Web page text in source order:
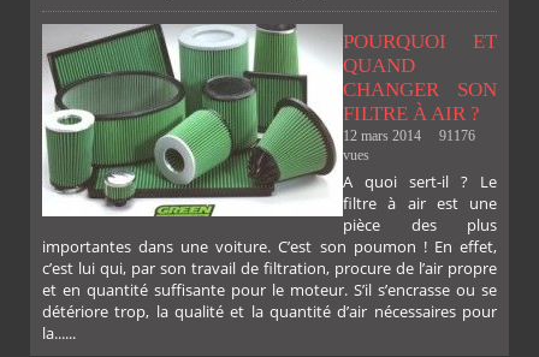
POURQUOI ET
QUAND
CHANGER SON
FILTRE À AIR ?
12 mars 2014
91176
vues
A quoi sert-il ? Le
filtre à air est une
pièce des plus
importantes dans une voiture. C’est son poumon ! En effet,
c’est lui qui, par son travail de filtration, procure de l’air propre
et en quantité suffisante pour le moteur. S’il s’encrasse ou se
détériore trop, la qualité et la quantité d’air nécessaires pour
la......